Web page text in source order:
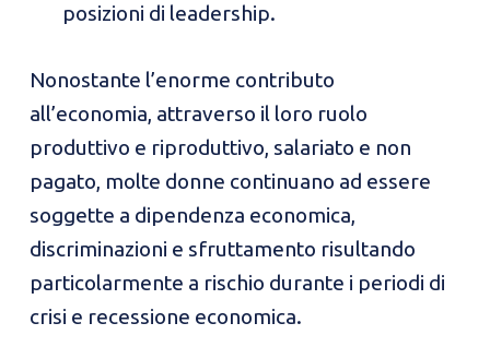
posizioni di leadership.
Nonostante l’enorme contributo
all’economia, attraverso il loro ruolo
produttivo e riproduttivo, salariato e non
pagato, molte donne continuano ad essere
soggette a dipendenza economica,
discriminazioni e sfruttamento risultando
particolarmente a rischio durante i periodi di
crisi e recessione economica.